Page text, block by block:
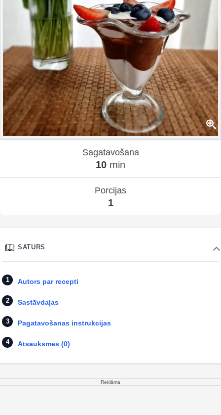
Sagatavošana
10 min
Porcijas
1
SATURS
Autors par recepti
Sastāvdaļas
Pagatavošanas instrukcijas
Atsauksmes (0)
Reklāma